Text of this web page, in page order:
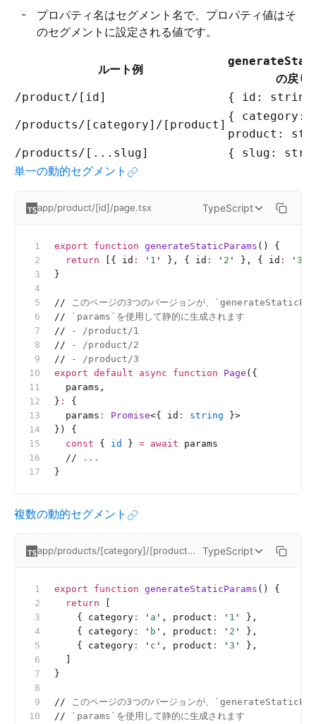
プロパティ名はセグメント名で、プロパティ値はそ
のセグメントに設定される値です。
ルート例
の戻り
/product/[id] { id:
/products/[category]/[product]
{ category:
product:
/products/[...slug]
{ slug:
単一の動的セグメント
app/product/[id]/page.tsx TypeScript
export function generateStaticParams () {
  return
[{ id : ' 1 ' }, { id : ' 2 ' }, { id : ' 3
}
// このページの3つのバージョンが、
// `params`を使用して静的に生成されます
// - /product/1
// - /product/2
// - /product/3
export default async function Page ({
  params,
} :
{
  params
: Promise<{ id : string }>
}) {
  const
{ id } = await params
  //
...
}
複数の動的セグメント
app/products/[category]/[product]/page.tsx TypeScript
export function generateStaticParams () {
  return
    { category
: ' a ' , product : ' 1 '
},
    { category
: ' b ' , product : ' 2 '
},
    { category
: ' c ' , product : ' 3 '
},
}
// このページの3つのバージョンが、
// `params`を使用して静的に生成されます